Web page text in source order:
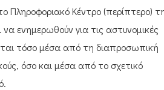
Πληροφοριακό Κέντρο (περίπτερο)
να ενημερωθούν για τις αστυνομικές
τόσο μέσα από τη διαπροσωπική
όσο και μέσα από το σχετικό